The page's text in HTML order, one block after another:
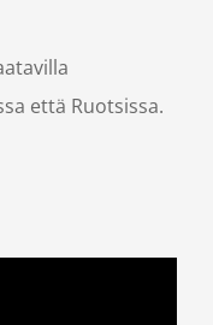
että Ruotsissa.